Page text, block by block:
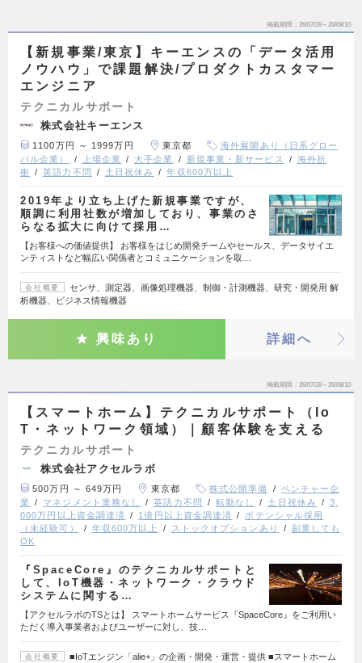
掲載期間 26/07/28～26/08/10
【新規事業/東京】キーエンスの「データ活用
ノウハウ」で課題解決/プロダクトカスタマー
エンジニア
テクニカルサポート
株式会社キーエンス
1100万円 ～ 1999万円 東京都
海外展開あり（日系グロー
バル企業）
上場企業 大手企業 新規事業・新サービス
海外折
衝
英語力不問 土日祝休み 年収600万以上
2019年より立ち上げた新規事業ですが、
順調に利用社数が増加しており、事業のさ
らなる拡大に向けて採用…
【お客様への価値提供】 お客様をはじめ開発チームやセールス、データサイエ
ンティストなど幅広い関係者とコミュニケーションを取…
会社概要
センサ、測定器、画像処理機器、制御・計測機器、研究・開発用 解
析機器、ビジネス情報機器
興味あり 詳細へ
掲載期間 26/07/28～26/08/10
【スマートホーム】テクニカルサポート（Io
T・ネットワーク領域）｜顧客体験を支える
テクニカルサポート
株式会社アクセルラボ
500万円 ～ 649万円 東京都 株式公開準備
ベンチャー企
業
マネジメント業務なし 英語力不問 転勤なし 土日祝休み
3,
000万円以上資金調達済
1億円以上資金調達済
ポテンシャル採用
（未経験可）
年収600万以上 ストックオプションあり
副業しても
OK
『SpaceCore』のテクニカルサポートと
して、IoT機器・ネットワーク・クラウド
システムに関する…
【アクセルラボのTSとは】 スマートホームサービス『SpaceCore』をご利用い
ただく導入事業者およびユーザーに対し、技…
会社概要 ■IoTエンジン「alie+」の企画・開発・運営・提供 ■スマートホーム